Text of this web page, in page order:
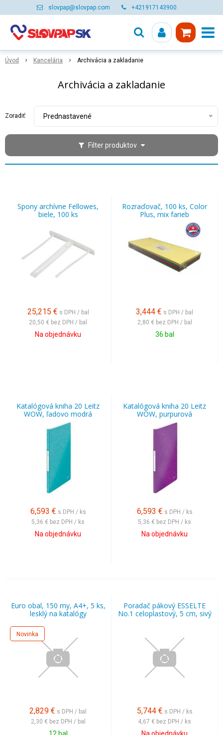
slovpap@slovpap.com +421917143900
Úvod Kancelária Archivácia a zakladanie
Archivácia a zakladanie
Filter produktov
Zoradiť: Prednastavené
Spony archívne Fellowes,
biele, 100 ks
25,215 € s DPH / bal
20,50 € bez DPH / bal
Na objednávku
Rozraďovač, 100 ks, Color
Plus, mix farieb
3,444 € s DPH / bal
2,80 € bez DPH / bal
36 bal
Katalógová kniha 20 Leitz
WOW, ľadovo modrá
6,593 € s DPH / ks
5,36 € bez DPH / ks
Na objednávku
Katalógová kniha 20 Leitz
WOW, purpurová
6,593 € s DPH / ks
5,36 € bez DPH / ks
Na objednávku
Euro obal, 150 my, A4+, 5 ks,
lesklý na katalógy
Novinka
2,829 € s DPH / bal
2,30 € bez DPH / bal
Poradač pákový ESSELTE
No.1 celoplastový, 5 cm, sivý
5,744 € s DPH / ks
4,67 € bez DPH / ks